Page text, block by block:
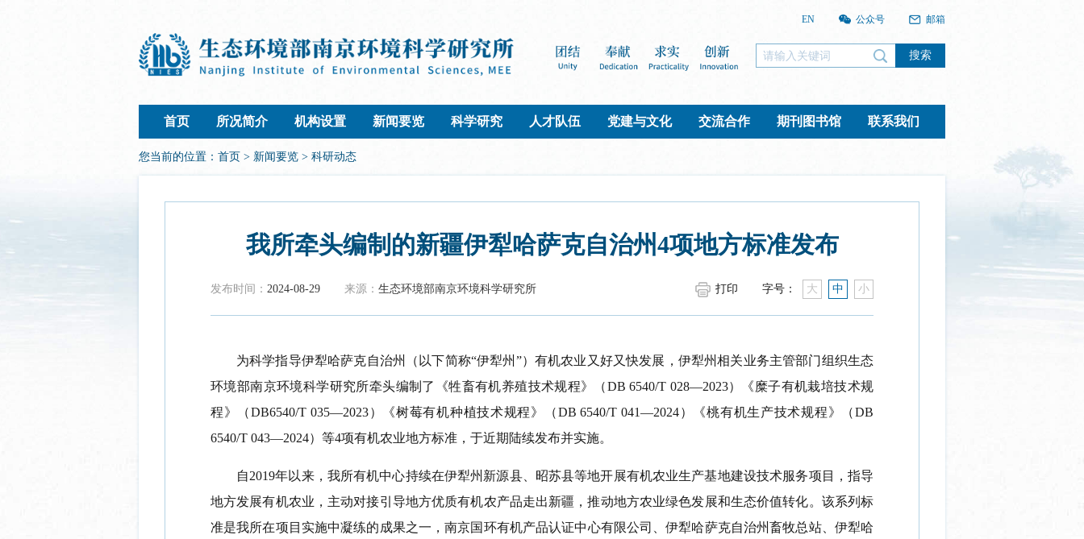
EN 公众号 邮箱
搜索
首页 所况简介 机构设置 新闻要览 科学研究 人才队伍 党建与文化 交流合作 期刊图书馆 联系我们
您当前的位置： 首页 > 新闻要览 > 科研动态
我所牵头编制的新疆伊犁哈萨克自治州4项地方标准发布
发布时间： 2024-08-29 来源： 生态环境部南京环境科学研究所 字号： 大 中 小
打印
为科学指导伊犁哈萨克自治州 （ 以下简称“伊犁州 ”） 有机农业又好又快发展 ， 伊犁州相关业务主管部门组织生态
环境部南京环境科学研究所牵头编制了
《牲畜有机养殖技术规程》（DB 6540/T 028—2023）
《糜子有机栽培技术规
程》（DB6540/T 035—2023） 《树莓有机种植技术规程》（DB 6540/T 041—2024）《桃有机生产技术规程》（DB
6540/T 043—2024） 等4项有机农业地方标准 ， 于近期陆续发布并实施。
自2019年以来，我所有机中心持续在伊犁州新源县、昭苏县等地开展有机农业生产基地建设技术服务项目，指导
地方发展有机农业，主动对接引导地方优质有机农产品走出新疆，推动地方农业绿色发展和生态价值转化。 该系列标
准是我所在项目实施中凝练的 成果之一 ，南京国环有机产品认证中心有限公司、伊犁哈萨克自治州畜牧总站、伊犁哈